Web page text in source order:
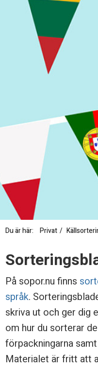
Du är här: Privat
S
o
e
På sopor.nu finns
språk.
skriva ut och ger dig
om hur du sorterar
förpackningarna
Materialet är fritt att